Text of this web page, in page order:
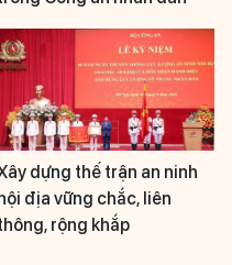
dựng thế trận an ninh
địa vững chắc, liên
rộng khắp